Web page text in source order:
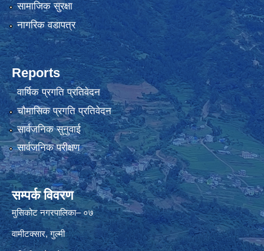
सामाजिक सुरक्षा
नागरिक वडापत्र
Reports
वार्षिक प्रगति प्रतिवेदन
चौमासिक प्रगति प्रतिवेदन
सार्वजनिक सुनुवाई
सार्वजनिक परीक्षण
सम्पर्क विवरण
मुसिकोट नगरपालिका– ०७
वामीटक्सार, गुल्मी